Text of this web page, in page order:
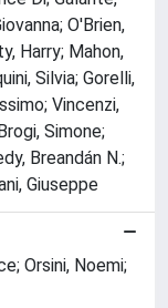
O'Brien,
Harry; Mahon,
Silvia; Gorelli,
Vincenzi,
Simone;
Breandán N.;
Giuseppe
Orsini, Noemi;